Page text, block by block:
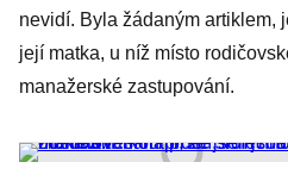
nevidí. Byla žádaným artiklem,
její matka, u níž místo
manažerské zastupování.